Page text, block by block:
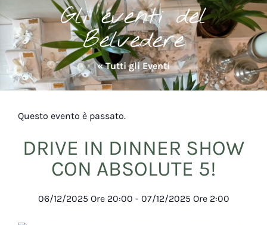
Gli eventi del
Belvedere
« Tutti gli Eventi
Questo evento è passato.
DRIVE IN DINNER SHOW
CON ABSOLUTE 5!
06/12/2025 Ore 20:00 - 07/12/2025 Ore 2:00